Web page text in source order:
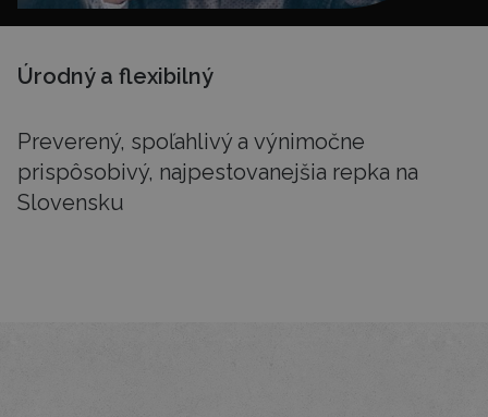
Úrodný a flexibilný
Preverený, spoľahlivý a výnimočne
prispôsobivý, najpestovanejšia repka na
Slovensku